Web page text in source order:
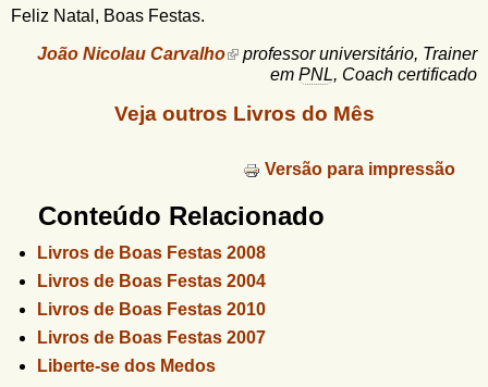
Feliz Natal, Boas Festas.
João Nicolau Carvalho
professor universitário, Trainer
em PNL, Coach certificado
Veja outros Livros do Mês
Versão para impressão
Conteúdo Relacionado
Livros de Boas Festas 2008
Livros de Boas Festas 2004
Livros de Boas Festas 2010
Livros de Boas Festas 2007
Liberte-se dos Medos